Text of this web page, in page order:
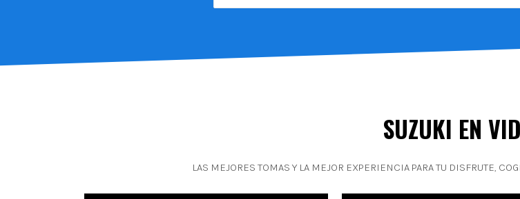
SUZUKI EN
LAS MEJORES TOMAS Y LA MEJOR EXPERIENCIA PARA TU DISFRUTE,